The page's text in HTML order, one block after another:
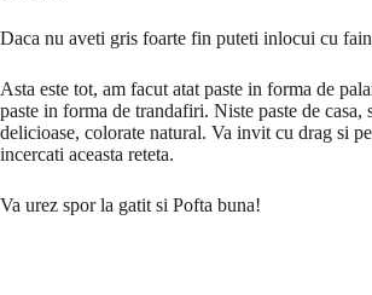
Daca nu aveti gris foarte fin puteti inlocui cu
Asta este tot, am facut atat paste in forma de
paste in forma de trandafiri. Niste paste de casa,
delicioase, colorate natural. Va invit cu drag si
incercati aceasta reteta.
Va urez spor la gatit si Pofta buna!